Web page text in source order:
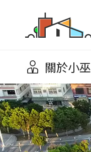
關於小巫